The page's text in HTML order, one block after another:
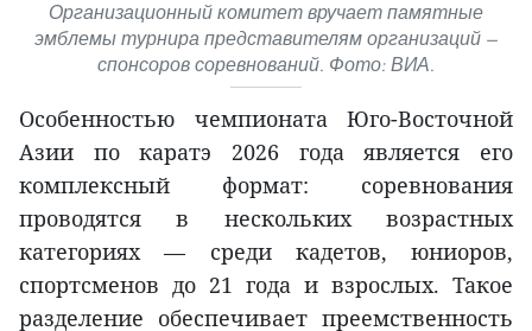
Организационный комитет вручает памятные
эмблемы турнира представителям организаций —
спонсоров соревнований. Фото: ВИА.
Особенностью чемпионата Юго-Восточной
Азии по каратэ 2026 года является его
комплексный формат: соревнования
проводятся в нескольких возрастных
категориях — среди кадетов, юниоров,
спортсменов до 21 года и взрослых. Такое
разделение обеспечивает преемственность